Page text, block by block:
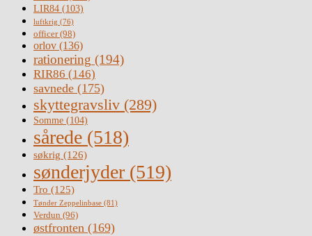
LIR84 (103)
luftkrig (76)
officer(98)
orlov (136)
rationering (194)
RIR86 (146)
savnede (175)
skyttegravsliv (289)
Somme (104)
sårede (518)
søkrig (126)
sønderjyder (519)
Tro (125)
Tønder Zeppelinbase (81)
Verdun (96)
østfronten (169)